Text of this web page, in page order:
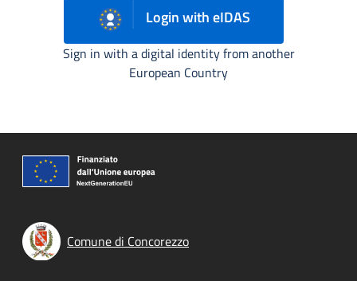
Login with eIDAS
Sign in with a digital identity from another
European Country
Comune di Concorezzo